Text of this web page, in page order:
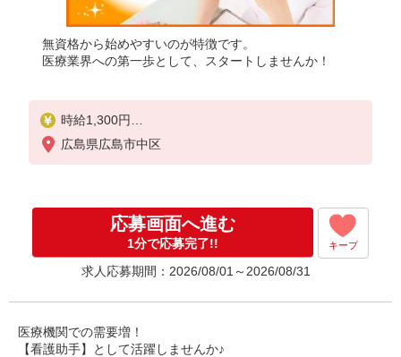
無資格から始めやすいのが特徴です。
医療業界への第一歩として、スタートしませんか！
時給1,300円
★週払いOK（規定あり）
広島県広島市中区
応募画面へ進む
1分で応募完了!! キープ
求人応募期間：2026/08/01～2026/08/31
医療機関での需要増！
【看護助手】として活躍しませんか♪